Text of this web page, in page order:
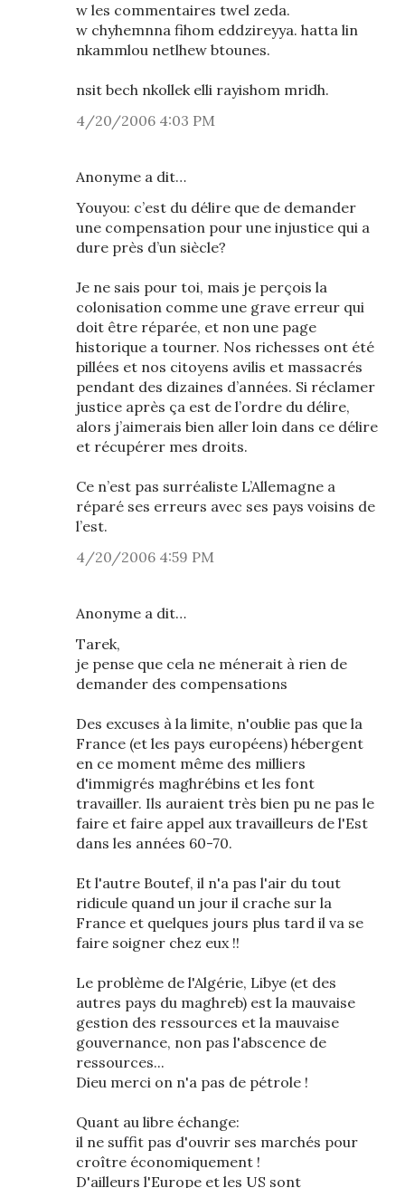
w les commentaires twel zeda.
w chyhemnna fihom eddzireyya. hatta lin
nkammlou netlhew btounes.
nsit bech nkollek elli rayishom mridh.
4/20/2006 4:03 PM
Anonyme a dit…
Youyou: c’est du délire que de demander
une compensation pour une injustice qui a
dure près d’un siècle?
Je ne sais pour toi, mais je perçois la
colonisation comme une grave erreur qui
doit être réparée, et non une page
historique a tourner. Nos richesses ont été
pillées et nos citoyens avilis et massacrés
pendant des dizaines d’années. Si réclamer
justice après ça est de l’ordre du délire,
alors j’aimerais bien aller loin dans ce délire
et récupérer mes droits.
Ce n’est pas surréaliste L’Allemagne a
réparé ses erreurs avec ses pays voisins de
l’est.
4/20/2006 4:59 PM
Anonyme a dit…
Tarek,
je pense que cela ne ménerait à rien de
demander des compensations
Des excuses à la limite, n'oublie pas que la
France (et les pays européens) hébergent
en ce moment même des milliers
d'immigrés maghrébins et les font
travailler. Ils auraient très bien pu ne pas le
faire et faire appel aux travailleurs de l'Est
dans les années 60-70.
Et l'autre Boutef, il n'a pas l'air du tout
ridicule quand un jour il crache sur la
France et quelques jours plus tard il va se
faire soigner chez eux !!
Le problème de l'Algérie, Libye (et des
autres pays du maghreb) est la mauvaise
gestion des ressources et la mauvaise
gouvernance, non pas l'abscence de
ressources...
Dieu merci on n'a pas de pétrole !
Quant au libre échange:
il ne suffit pas d'ouvrir ses marchés pour
croître économiquement !
D'ailleurs l'Europe et les US sont